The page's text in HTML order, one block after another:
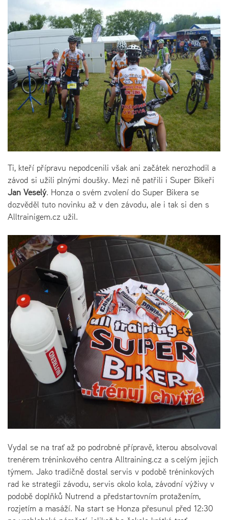
Ti, kteří přípravu nepodcenili však ani začátek nerozhodil a
závod si užili plnými doušky. Mezi ně patřili i Super Bikeři
Jan Veselý. Honza o svém zvolení do Super Bikera se
dozvěděl tuto novinku až v den závodu, ale i tak si den s
Alltrainigem.cz užil.
Vydal se na trať až po podrobné přípravě, kterou absolvoval
trenérem tréninkového centra Alltraining.cz a s celým jejich
týmem. Jako tradičně dostal servis v podobě tréninkových
rad ke strategii závodu, servis okolo kola, závodní výživy v
podobě doplňků Nutrend a předstartovním protažením,
rozjetím a masáží. Na start se Honza přesunul před 12:30